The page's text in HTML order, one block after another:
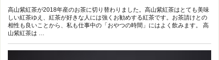
高山紫紅茶が2018年産のお茶に切り替わりました。高山紫紅茶はとても美味
しい紅茶ゆえ、紅茶が好きな人には強くお勧めする紅茶です。お茶請けとの
相性も良いことから、私も仕事中の「おやつの時間」にはよく飲みます。 高
山紫紅茶は …